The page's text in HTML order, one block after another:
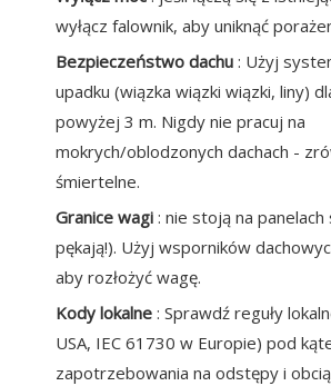
wyłącz falownik, aby uniknąć
Bezpieczeństwo dachu : Użyj
upadku (wiązka wiązki wiązki, liny)
powyżej 3 m. Nigdy nie pracuj na
mokrych/oblodzonych dachach -
śmiertelne.
Granice wagi : nie stoją na panelach
pękają!). Użyj wsporników
aby rozłożyć wagę.
Kody lokalne : Sprawdź reguły
USA, IEC 61730 w Europie) pod
zapotrzebowania na odstępy i